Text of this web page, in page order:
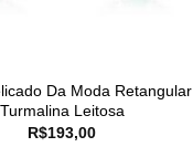
Da Moda Retangular
Turmalina Leitosa
R$193,00